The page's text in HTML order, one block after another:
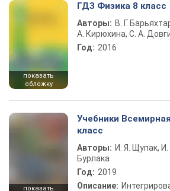
показать
обложку
ГДЗ Физика 8 класс
Авторы: В. Г.
А. Кирюхина, С. А.
Год: 2016
показать
Учебники
класс
Авторы: И. Я. Щупак, И.
Бурлака
Год: 2019
Описание: